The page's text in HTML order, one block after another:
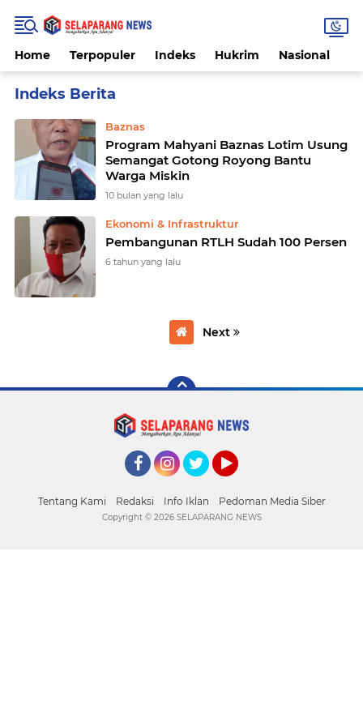
Home Terpopuler Indeks Hukrim Nasional
Baznas
Program Mahyani Baznas Lotim Usung
Semangat Gotong Royong Bantu
Warga Miskin
10 bulan yang lalu
Ekonomi & Infrastruktur
Pembangunan RTLH Sudah 100 Persen
6 tahun yang lalu
Next
Tentang Kami Redaksi Info Iklan Pedoman Media Siber
Copyright © 2026 SELAPARANG NEWS